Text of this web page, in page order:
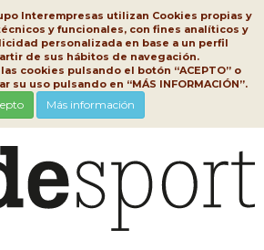
Interempresas utilizan Cookies propias y
y funcionales, con fines analíticos y
personalizada en base a un perfil
de sus hábitos de navegación.
cookies pulsando el botón “ACEPTO” o
su uso pulsando en “MÁS INFORMACIÓN”.
Más información